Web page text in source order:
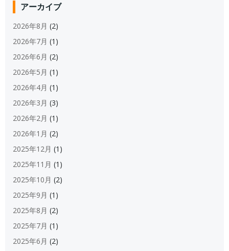
アーカイブ
2026年8月 (2)
2026年7月 (1)
2026年6月 (2)
2026年5月 (1)
2026年4月 (1)
2026年3月 (3)
2026年2月 (1)
2026年1月 (2)
2025年12月 (1)
2025年11月 (1)
2025年10月 (2)
2025年9月 (1)
2025年8月 (2)
2025年7月 (1)
2025年6月 (2)